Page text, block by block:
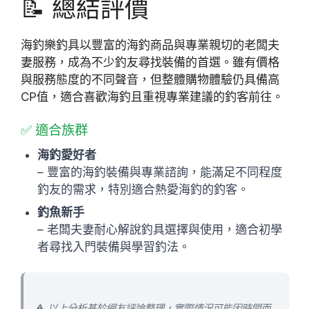
📝 總結評價
海釣樂釣具以豐富的海釣商品與專業親切的老闆夫
妻服務，成為不少釣友尋找裝備的首選。雖有價格
與服務態度的不同聲音，但整體購物體驗仍具備高
CP值，適合喜歡海釣且重視專業建議的釣客前往。
✅ 適合族群
海釣愛好者
– 豐富的海釣裝備與專業諮詢，能滿足不同程度
釣友的需求，特別適合熱愛海釣的釣客。
釣魚新手
– 老闆夫妻耐心解說釣具選擇與使用，適合初學
者尋找入門裝備與學習釣法。